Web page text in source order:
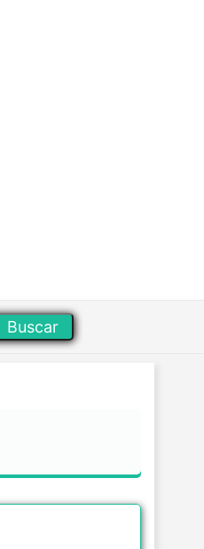
Buscar